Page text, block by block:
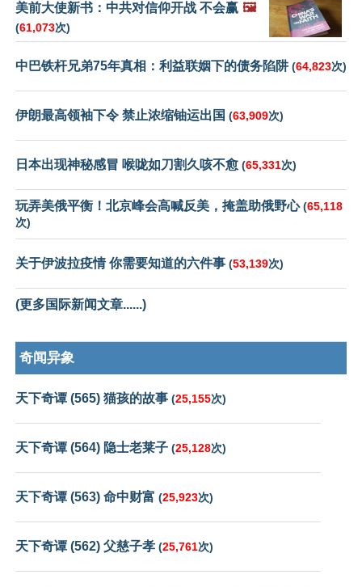
美前大使新书：中共对信仰开战 不会赢 🖼️
(61,073次)
中巴铁杆兄弟75年真相：利益联姻下的债务陷阱(64,823次)
伊朗最高领袖下令 禁止浓缩铀运出国 (63,909次)
日本出现神秘感冒 喉咙如刀割久咳不愈 (65,331次)
玩弄美俄平衡！北京峰会高喊反美，掩盖助俄野心(65,118
次)
关于伊波拉疫情 你需要知道的六件事 (53,139次)
(更多国际新闻文章......)
奇闻异象
天下奇谭 (565) 猫孩的故事 (25,155次)
天下奇谭 (564) 隐士老莱子 (25,128次)
天下奇谭 (563) 命中财富 (25,923次)
天下奇谭 (562) 父慈子孝 (25,761次)